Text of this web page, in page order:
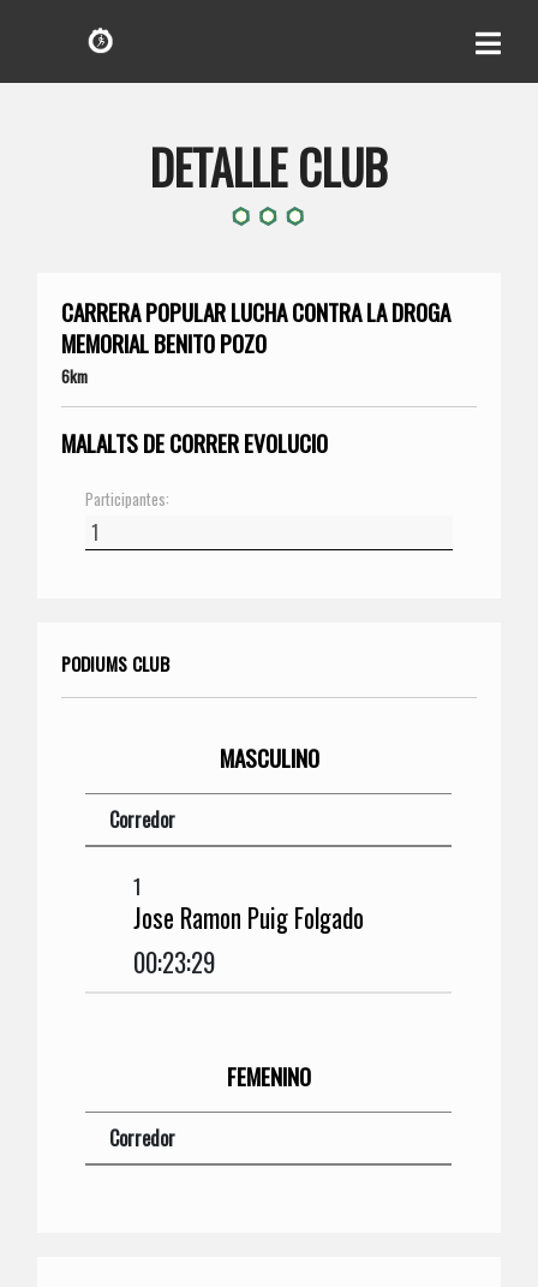
DETALLE CLUB
CARRERA POPULAR LUCHA CONTRA LA DROGA
MEMORIAL BENITO POZO
6km
MALALTS DE CORRER EVOLUCIO
Participantes:
PODIUMS CLUB
MASCULINO
Corredor
1
Jose Ramon Puig Folgado
00:23:29
FEMENINO
Corredor